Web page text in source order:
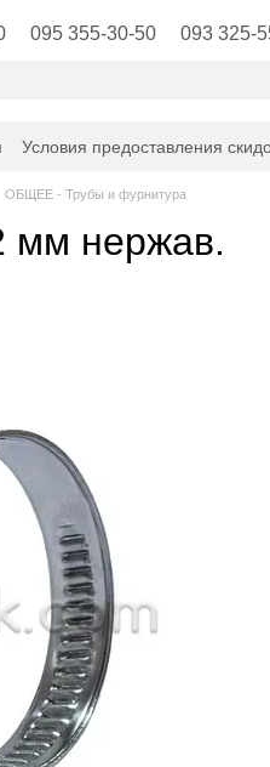
095 355-30-50 093 325-
Условия предоставления
ОБЩЕЕ - Трубы и фурнитура
мм нержав.